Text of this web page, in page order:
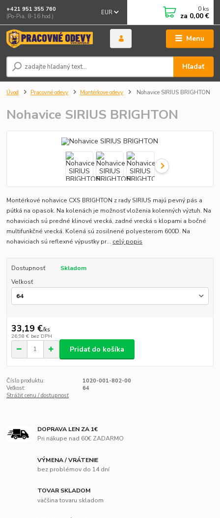
Menu
EUR
Hľadať
+421 951 355 760
(Po-Pia, 8-16 hod.)
0 ks
za 0,00 €
Úvod Pracovné odevy Montérkove odevy Nohavice SIRIUS BRIGHTON
Nohavice SIRIUS BRIGHTON
Montérkové nohavice CXS BRIGHTON z rady SIRIUS majú pevný pás a
pútká na opasok. Na kolenách je možnosť vloženia kolenných výztuh. Na
nohaviciach sú predné klinové vrecká, zadné vrecká s klopami a bočné
multifunkčné vrecká. Kolená sú zosilnené polyesterom 600D. Na
nohaviciach sú reflexné výpustky pr... celý popis
Dostupnosť
Skladom
Veľkosť
33,19 €/ks
26,98 € bez DPH
Pridať do košíka
Číslo produktu:
1020-001-802-00
Veľkosť:
64
Strážiť cenu / dostupnosť
DOPRAVA LEN ZA 1€
Pri nákupe nad 60€ ZADARMO
VÝMENA / VRÁTENIE
bez problémov do 14 dní
TOVAR SKLADOM
väčšina tovaru skladom